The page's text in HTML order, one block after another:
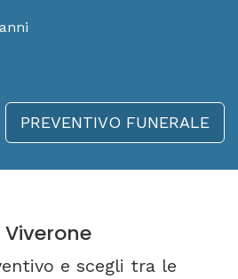
PREVENTIVO FUNERALE
e scegli tra le